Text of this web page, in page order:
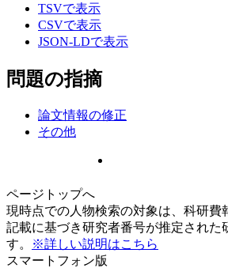
TSVで表示
CSVで表示
JSON-LDで表示
問題の指摘
論文情報の修正
その他
ページトップへ
現時点での人物検索の対象は、科研費
記載に基づき研究者番号が推定された
す。
※詳しい説明はこちら
スマートフォン版